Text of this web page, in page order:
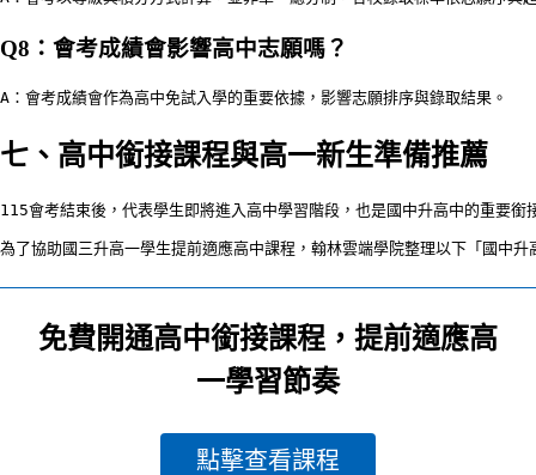
Q8：會考成績會影響高中志願嗎？
A：會考成績會作為高中免試入學的重要依據，影響志願排序與錄取結果。
七、高中銜接課程與高一新生準備推薦
115會考結束後，代表學生即將進入高中學習階段，也是國中升高中的重要
為了協助國三升高一學生提前適應高中課程，翰林雲端學院整理以下「國中
免費開通高中銜接課程，提前適應高
一學習節奏
點擊查看課程